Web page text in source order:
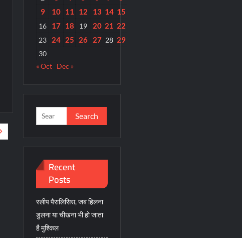
9
10 11 12 13 14 15
16 17 18 19 20 21 22
23 24 25 26 27 28 29
30
« Oct Dec »
Search
for:
Recent
Posts
स्लीप पैरालिसिस, जब हिलना
डुलना या चीखना भी हो जाता
है मुश्किल